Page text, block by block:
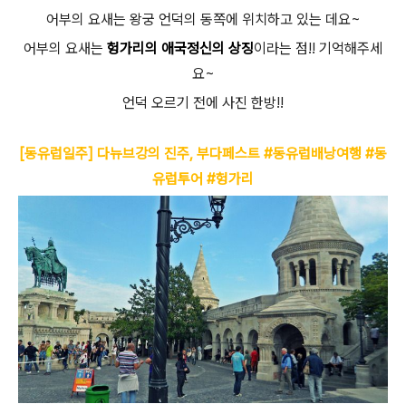
어부의 요새는 왕궁 언덕의 동쪽에 위치하고 있는 데요~
어부의 요새는 헝가리의 애국정신의 상징이라는 점!! 기억해주세
요~
언덕 오르기 전에 사진 한방!!
[동유럽일주] 다뉴브강의 진주, 부다페스트 #동유럽배낭여행 #동
유럽투어 #헝가리